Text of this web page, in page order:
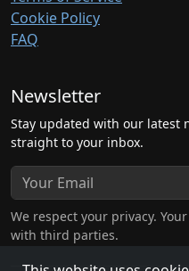
Cookie Policy
FAQ
Newsletter
Stay updated with our latest
straight to your inbox.
We respect your privacy.
with third parties.